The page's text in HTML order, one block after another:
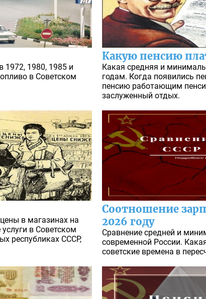
1972, 1980, 1985 и
в Советском
Какую пенсию
Какая средняя и
годам. Когда появились
пенсию работающим
заслуженный отдых.
в магазинах на
в Советском
республиках СССР,
Соотношение
2026 году
Сравнение средней и
современной России.
советские времена в